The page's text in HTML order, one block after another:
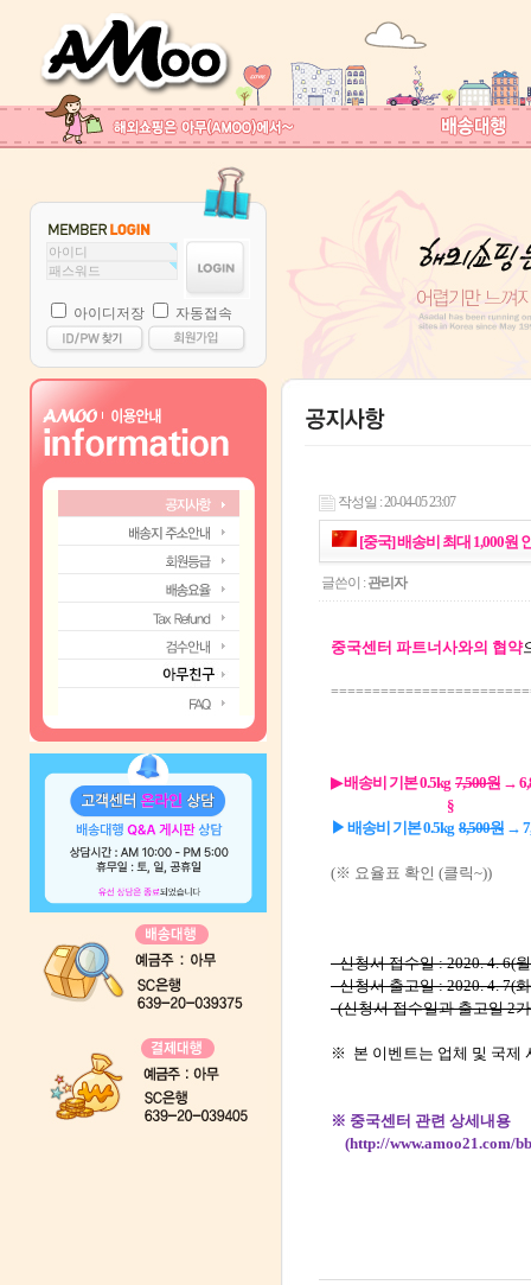
아이디저장 자동접속
작성일 : 20-04-05 23:07
[중국] 배송비 최대 1,000원
글쓴이 : 관리자
중국센터 파트너사와의 협약
▶배송비 기본 0.5kg 7,500원 →
§
▶ 배송비 기본 0.5kg 8,500원 →
(※ 요율표 확인 (클릭~))
- 신청서 접수일 : 2020. 4. 6(
- 신청서 출고일 : 2020. 4. 7(
(신청서 접수일과 출고일 2
※ 본 이벤트는 업체 및 국제
※ 중국센터 관련 상세내용
(http://www.amoo21.com/